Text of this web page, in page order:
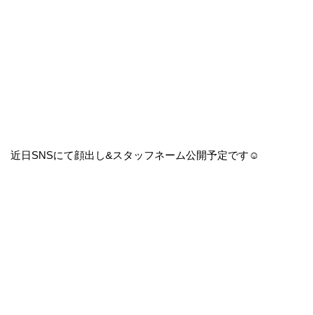
近日SNSにて顔出し&スタッフネーム公開予定です☺